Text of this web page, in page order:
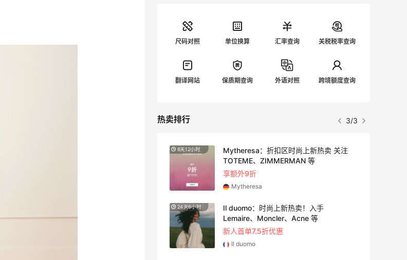
尺码对照 单位换算 汇率查询 关税税率查询
翻译网站 保质期查询 外语对照 跨境额度查询
热卖排行 1/3
Lemaire、Moncler、Acne 等
2天
【55专享】Bobbi Brown 美网：美妆礼
遇！满$150立省$50
满赠正装橘子眼霜+精华唇蜜等好礼
Bobbi Brown
18小时
Bloomingdales：时尚热卖！入手珑骧、
Tory Burch、拉夫劳伦等
每满$100返$25礼卡
Bloomingdales